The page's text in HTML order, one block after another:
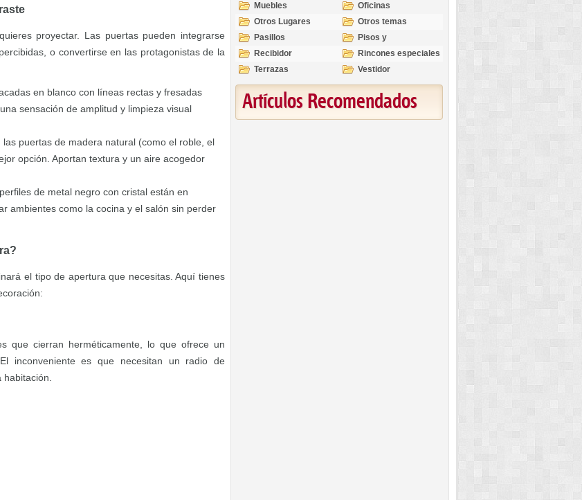
proyectar. Las puertas pueden integrarse
o convertirse en las protagonistas de la
en blanco con líneas rectas y fresadas
sensación de amplitud y limpieza visual
las puertas de madera natural (como el roble, el
opción. Aportan textura y un aire acogedor
de metal negro con cristal están en
ambientes como la cocina y el salón sin perder
el tipo de apertura que necesitas. Aquí tienes
que cierran herméticamente, lo que ofrece un
inconveniente es que necesitan un radio de
habitación.
Muebles
Oficinas
Otros Lugares
Otros temas
Pasillos
Pisos y
revestimientos
Recibidor
Rincones especiales
Terrazas
Vestidor
Artículos Recomendados